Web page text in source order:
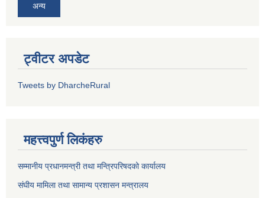
अन्य
ट्वीटर अपडेट
Tweets by DharcheRural
महत्त्वपुर्ण लिकंहरु
सम्मानीय प्रधानमन्त्री तथा मन्त्रिपरिषदको कार्यालय
संघीय मामिला तथा सामान्य प्रशासन मन्त्रालय